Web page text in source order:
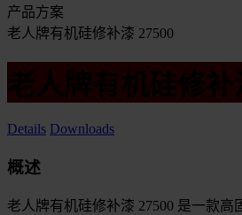
产品方案
老人牌有机硅修补漆 27500
老人牌有机硅修补
Details Downloads
概述
老人牌有机硅修补漆 27500 是一款高